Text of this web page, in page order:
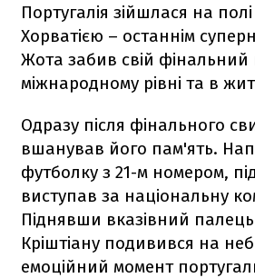
Португалія зійшлася на
Хорватією – останнім
Жота забив свій фінальний
міжнародному рівні та в
Одразу після фінального
вшанував його пам'ять.
футболку з 21-м номером,
виступав за національну
Піднявши вказівний
Кріштіану подивився на
емоційний момент